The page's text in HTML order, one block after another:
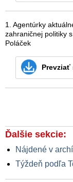
1. Agentúrky
zahraničnej politiky
Poláček
Prevziať
Ďalšie sekcie:
Nájdené v
Týždeň podľa